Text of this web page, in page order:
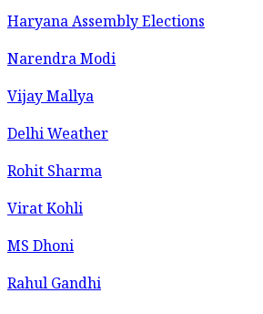
Haryana Assembly Elections
Narendra Modi
Vijay Mallya
Delhi Weather
Rohit Sharma
Virat Kohli
MS Dhoni
Rahul Gandhi